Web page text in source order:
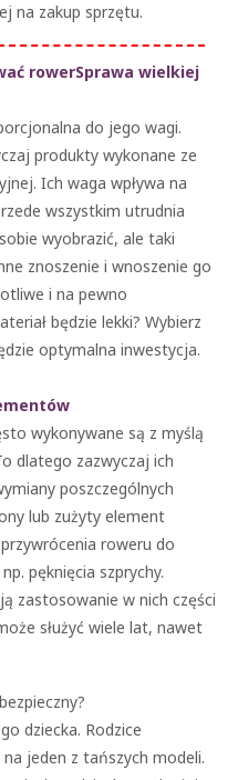
na zakup sprzętu.
Sprawa wielkiej
do jego wagi.
produkty wykonane ze
Ich waga wpływa na
wszystkim utrudnia
wyobrazić, ale taki
znoszenie i wnoszenie go
i na pewno
będzie lekki? Wybierz
optymalna inwestycja.
wykonywane są z myślą
dlatego zazwyczaj ich
poszczególnych
lub zużyty element
roweru do
pęknięcia szprychy.
zastosowanie w nich części
służyć wiele lat, nawet
dziecka. Rodzice
jeden z tańszych modeli.